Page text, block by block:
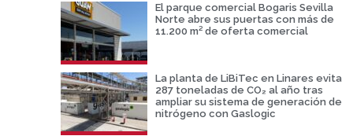
El parque comercial Bogaris Sevilla
Norte abre sus puertas con más de
11.200 m² de oferta comercial
La planta de LiBiTec en Linares evita
287 toneladas de CO₂ al año tras
ampliar su sistema de generación de
nitrógeno con Gaslogic